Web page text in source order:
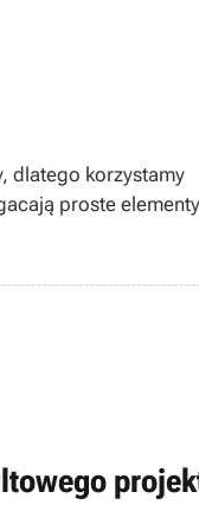
dlatego korzystamy
proste elementy